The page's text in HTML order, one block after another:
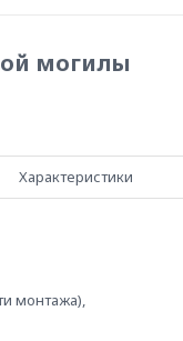
могилы
Характеристики
монтажа),